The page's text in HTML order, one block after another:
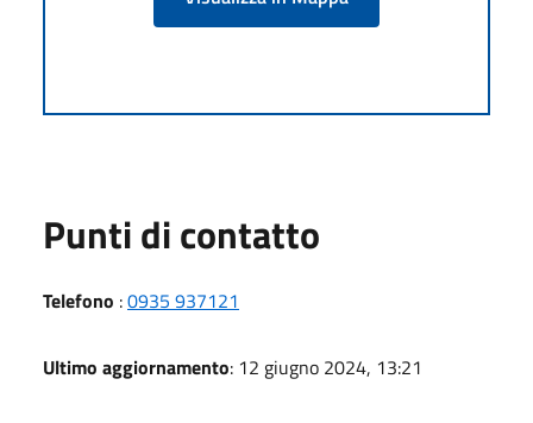
Punti di contatto
Telefono :0935 937121
Ultimo aggiornamento: 12 giugno 2024, 13:21